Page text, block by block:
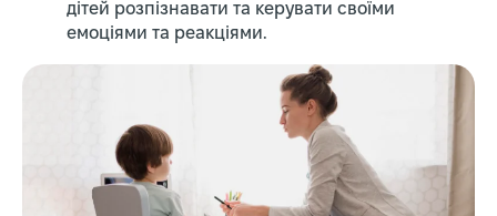
дітей розпізнавати та керувати своїми
емоціями та реакціями.